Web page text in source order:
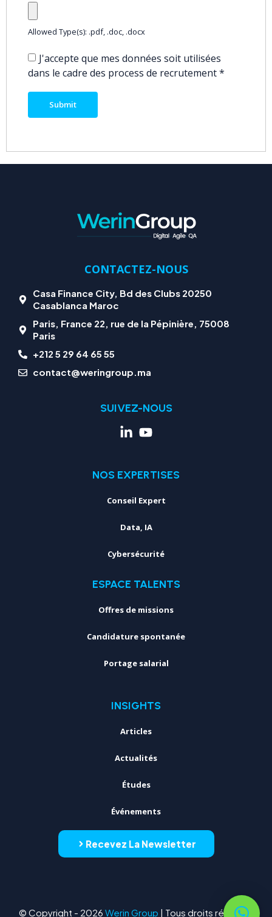
Allowed Type(s): .pdf, .doc, .docx
J'accepte que mes données soit utilisées
dans le cadre des process de recrutement*
CONTACTEZ-NOUS
Casa Finance City, Bd des Clubs 20250
Casablanca Maroc
Paris, France 22, rue de la Pépinière, 75008
Paris
+212 5 29 64 65 55
contact@weringroup.ma
SUIVEZ-NOUS
NOS EXPERTISES
Conseil Expert
Data, IA
Cybersécurité
ESPACE TALENTS
Offres de missions
Candidature spontanée
Portage salarial
INSIGHTS
Articles
Actualités
Études
Événements
Recevez La Newsletter
© Copyright - 2026 Werin Group | Tous droits réservés